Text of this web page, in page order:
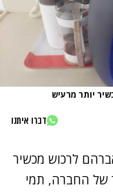
דברו איתנו
לרכוש מכשיר
של החברה, תמי